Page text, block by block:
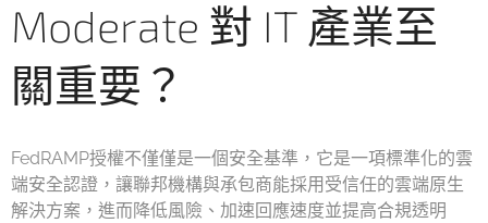
Moderate 對 IT 產業至
關重要？
FedRAMP授權不僅僅是一個安全基準，它是一項標準化的雲
端安全認證，讓聯邦機構與承包商能採用受信任的雲端原生
解決方案，進而降低風險、加速回應速度並提高合規透明